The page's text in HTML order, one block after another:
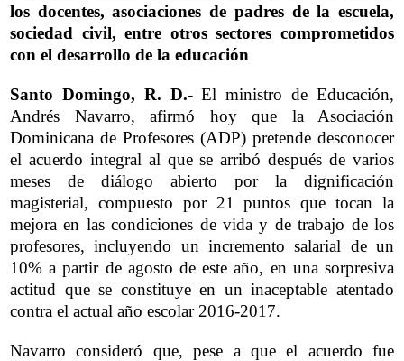
los docentes, asociaciones de padres de la escuela,
sociedad civil, entre otros sectores comprometidos
con el desarrollo de la educación
Santo Domingo, R. D.-El ministro de Educación,
Andrés Navarro, afirmó hoy que la Asociación
Dominicana de Profesores (ADP) pretende desconocer
el acuerdo integral al que se arribó después de varios
meses de diálogo abierto por la dignificación
magisterial, compuesto por 21 puntos que tocan la
mejora en las condiciones de vida y de trabajo de los
profesores, incluyendo un incremento salarial de un
10% a partir de agosto de este año, en una sorpresiva
actitud que se constituye en un inaceptable atentado
contra el actual año escolar 2016-2017.
Navarro consideró que, pese a que el acuerdo fue